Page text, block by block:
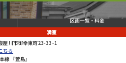
区画一覧・料金
満室
屋川市御幸東町23-33-1
ちら
線 『萱島』